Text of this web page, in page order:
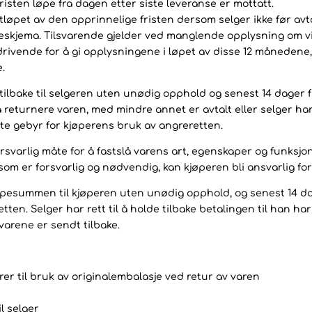
løpe fra dagen etter siste leveranse er mottatt.
av den opprinnelige fristen dersom selger ikke før
Tilsvarende gjelder ved manglende opplysning om
for å gi opplysningene i løpet av disse 12
til selgeren uten unødig opphold og senest 14
varen, med mindre annet er avtalt eller selger
gebyr for kjøperens bruk av angreretten.
måte for å fastslå varens art, egenskaper og
er forsvarlig og nødvendig, kan kjøperen bli ansvarlig
til kjøperen uten unødig opphold, og senest 14
Selger har rett til å holde tilbake betalingen til han
er sendt tilbake.
til bruk av originalembalasje ved retur av varen
selger